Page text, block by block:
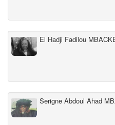
El Hadji Fadilou
Serigne Abdoul Ahad